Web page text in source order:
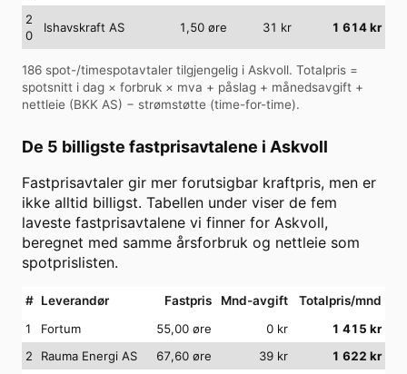
2
0
Ishavskraft AS 1,50 øre 31 kr 1 614kr
186 spot-/timespotavtaler tilgjengelig i Askvoll. Totalpris =
spotsnitt i dag × forbruk × mva + påslag + månedsavgift +
nettleie (BKK AS) − strømstøtte (time-for-time).
De 5 billigste fastprisavtalene i Askvoll
Fastprisavtaler gir mer forutsigbar kraftpris, men er
ikke alltid billigst. Tabellen under viser de fem
laveste fastprisavtalene vi finner for Askvoll,
beregnet med samme årsforbruk og nettleie som
spotprislisten.
# Leverandør Fastpris Mnd-avgift
Totalpris/mnd
1
Fortum 55,00 øre 0 kr 1 415 kr
2
Rauma Energi AS 67,60 øre 39 kr 1 622 kr